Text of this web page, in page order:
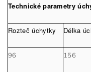
Technické parametry
Rozteč úchytky Délka
96 156